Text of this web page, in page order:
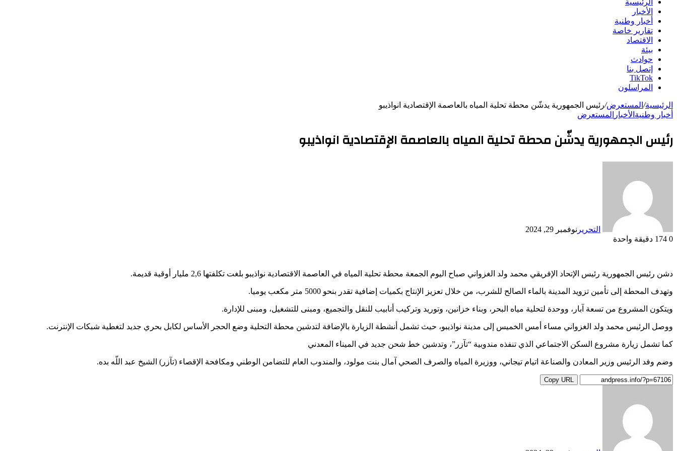
الرئيسية
الأخبار
أخبار وطنية
تقارير خاصة
الاقتصاد
بيئة
حوادث
إتصل بنا
TikTok
المراسلون
الرئيسية/ المستعرض/رئيس الجمهورية يدشّن محطة تحلية المياه بالعاصمة الإقتصادية انواذيبو
أخبار وطنية الأخبار المستعرض
رئيس الجمهورية يدشّن محطة تحلية المياه بالعاصمة الإقتصادية انواذيبو
التحرير نوفمبر 29, 2024
0
دقيقة واحدة
دشن رئيس الجمهورية رئيس الإتحاد الإفريقي محمد ولد الغزواني صباح اليوم الجمعة محطة تحلية المياه في العاصمة الاقتصادية نواذيبو بلغت تكلفتها 2,6 مليار أوقية قديمة.
وتهدف المحطة إلى تأمين تزويد المدينة بالماء الصالح للشرب، من خلال تعزيز الإنتاج بكميات إضافية تقدر بنحو 5000 متر مكعب يوميا.
ويتكون المشروع من تسعة آبار، ووحدة لتحلية مياه البحر، وبناء خزانين، وتوريد وتركيب أنابيب للنقل والتجميع، ومبنى للتشغيل، ومبنى للإدارة.
ووصل الرئيس محمد ولد الغزواني مساء أمس الخميس إلى مدينة نواذيبو، حيث تشمل أنشطة الزيارة بالإضافة لتدشين محطة التحلية وضع الحجر الأساس لكابل بحري جديد لتغطية شبكات الإنترنت.
كما تشمل زيارة مشروع السكن الاجتماعي الذي تنفذه مندوبية “تآزر”، وتدشين خط شحن جديد في الميناء المعدني
وضم وفد الرئيس وزير المعادن والصناعة اتيام تيجاني، ووزيرة المياه والصرف الصحي آمال بنت مولود، والمندوب العام للتضامن الوطني ومكافحة الإقصاء (تآزر) الشيخ عبد اللّه بده.
Copy URL